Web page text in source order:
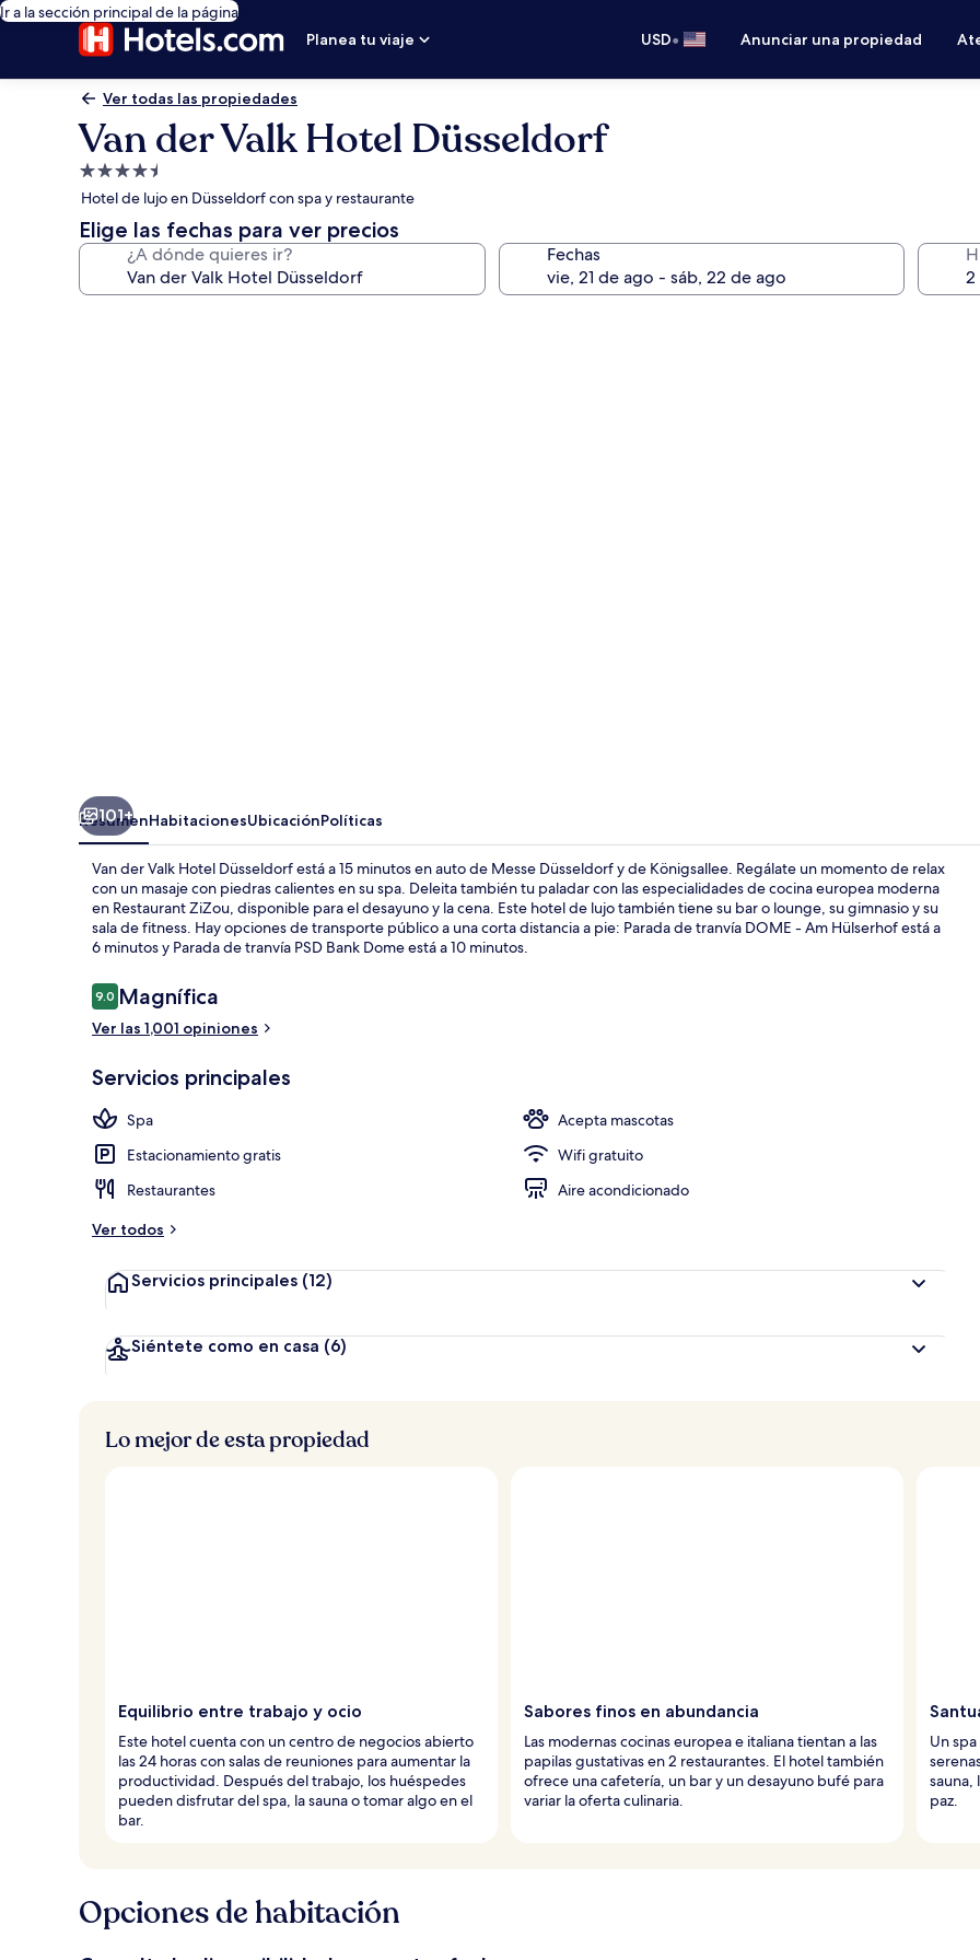
Ir a la sección principal de la página
Planea tu viaje
USD• Anunciar una propiedad
Ver todas las propiedades
Van der Valk Hotel Düsseldorf
Propiedad
de
4.5
estrellas
Hotel de lujo en Düsseldorf con spa y restaurante
Elige las fechas para ver precios
¿A dónde quieres ir? Fechas
Servicio de
101+
ResumenHabitacionesUbicaciónPolíticas
Van der Valk Hotel Düsseldorf está a 15 minutos en auto de Messe Düsseldorf y de Königsallee. Regálate un momento de relax
con un masaje con piedras calientes en su spa. Deleita también tu paladar con las especialidades de cocina europea moderna
en Restaurant ZiZou, disponible para el desayuno y la cena. Este hotel de lujo también tiene su bar o lounge, su gimnasio y su
sala de fitness. Hay opciones de transporte público a una corta distancia a pie: Parada de tranvía DOME - Am Hülserhof está a
6 minutos y Parada de tranvía PSD Bank Dome está a 10 minutos.
Opiniones
9.09.0 de 10,
Magnífica
Ver las 1,001 opiniones
Servicios principales
Spa
Acepta mascotas
Estacionamiento gratis
Wifi gratuito
Restaurantes
Aire acondicionado
Ver todos
Servicios principales (12)
Siéntete como en casa (6)
Lo mejor de esta propiedad
Equilibrio entre trabajo y ocio
Este hotel cuenta con un centro de negocios abierto
las 24 horas con salas de reuniones para aumentar la
productividad. Después del trabajo, los huéspedes
pueden disfrutar del spa, la sauna o tomar algo en el
bar.
Sabores finos en abundancia
Las modernas cocinas europea e italiana tientan a las
papilas gustativas en 2 restaurantes. El hotel también
ofrece una cafetería, un bar y un desayuno bufé para
variar la oferta culinaria.
Un
sauna,
paz.
Opciones de habitación